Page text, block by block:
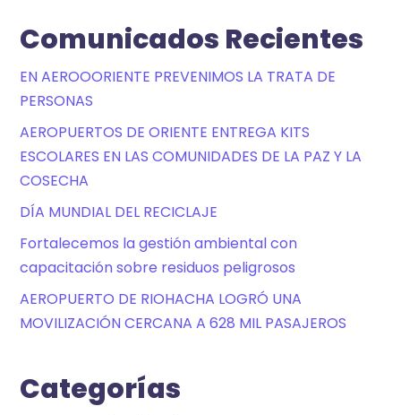
Comunicados Recientes
EN AEROOORIENTE PREVENIMOS LA TRATA DE
PERSONAS
AEROPUERTOS DE ORIENTE ENTREGA KITS
ESCOLARES EN LAS COMUNIDADES DE LA PAZ Y LA
COSECHA
DÍA MUNDIAL DEL RECICLAJE
Fortalecemos la gestión ambiental con
capacitación sobre residuos peligrosos
AEROPUERTO DE RIOHACHA LOGRÓ UNA
MOVILIZACIÓN CERCANA A 628 MIL PASAJEROS
Categorías